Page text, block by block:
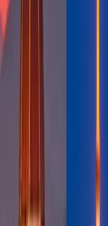
La estada elite de
que tiene cuatro niveles
millas de SkyMiles le
Medallion. Depende en la
de las ventajas. Verifique
Estado de Cinco
Oro Medallion: